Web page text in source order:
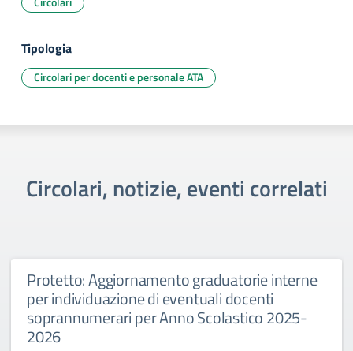
Tipologia
Circolari per docenti e personale ATA
Circolari, notizie, eventi correlati
Protetto: Aggiornamento graduatorie interne
per individuazione di eventuali docenti
soprannumerari per Anno Scolastico 2025-
2026